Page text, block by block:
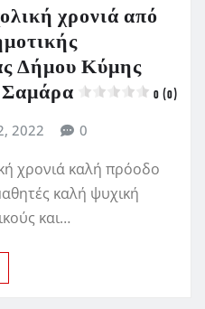
χρονιά από
Δήμου Κύμης
0 (0)
2022 0
χρονιά καλή πρόοδο
καλή ψυχική
και…